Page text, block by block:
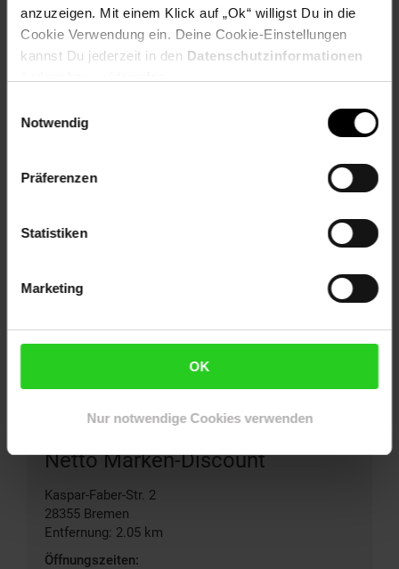
anzuzeigen. Mit einem Klick auf „Ok“ willigst Du in die
Cookie Verwendung ein. Deine Cookie-Einstellungen
kannst Du jederzeit in den Datenschutzinformationen
Notwendig
Präferenzen
Statistiken
Marketing
OK
Nur notwendige Cookies verwenden
Zum Prospekt
Netto Marken-Discount
Kaspar-Faber-Str. 2
28355 Bremen
Entfernung: 2.05 km
Öffnungszeiten: